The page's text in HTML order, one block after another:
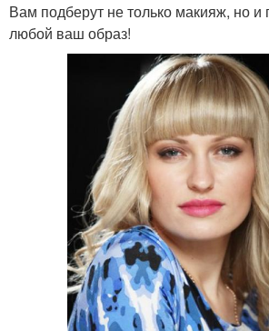
Вам подберут не только макияж, но и
любой ваш образ!